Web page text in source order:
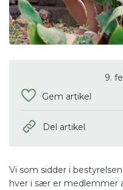
Vi som sidder i
hver i sær er medlemmer
9.
Gem artikel
Del artikel